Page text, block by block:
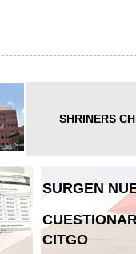
SHRINERS
SURGEN
CITGO